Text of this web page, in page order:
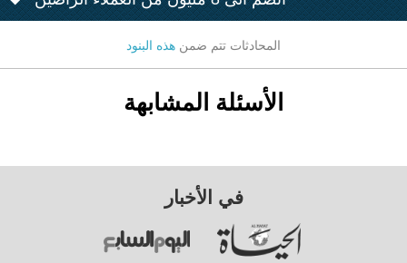
المحادثات تتم ضمن هذه البنود
الأسئلة المشابهة
في الأخبار